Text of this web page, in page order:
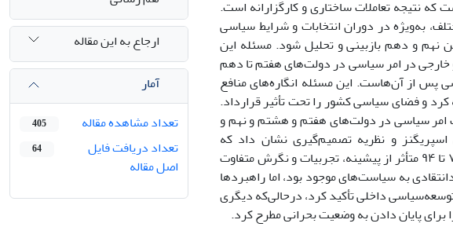
نتیجه تعاملات ساختاری و کارگزارانه است.
به‌ویژه در دوران انتخابات و شرایط سیاسی
و دهم بازبینی و تحلیل شود. مسئله این
در امر سیاسی در دولت‌های هفتم تا دهم
پس از آن‌هاست. این مسئله انگاره‌های منافع
و فضای سیاسی کشور را تحت تأثیر قرارداد.
امر سیاسی در دولت‌های هفتم و هشتم و نهم و
و نظریه تصمیم‌گیری نشان داد که
کنش‌ورزی و سیاست‌های اعمالی دولتمردان ایران در بازه زمانی ۷۶ تا ۹۴ متأثر از پیشینه، تجربیات و نگرش متفاوت
به سیاست‌های موجود بود، اما راهبردها
داخلی تأکید کرد، درحالی‌که دیگری
برای پایان دادن به وضعیت بحرانی مطرح کرد.
ارجاع به این مقاله
آمار
تعداد مشاهده مقاله
405
تعداد دریافت فایل
اصل مقاله
64